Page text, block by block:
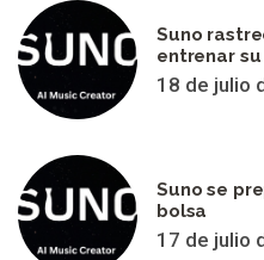
Suno
entrenar su
18 de julio
Suno se
bolsa
17 de julio